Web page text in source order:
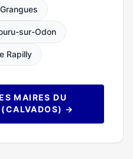
sur-Odon
Rapilly
MAIRES DU
(CALVADOS) →